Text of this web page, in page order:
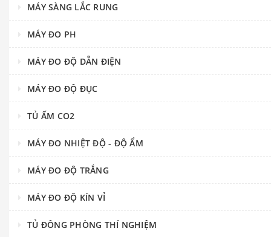
MÁY SÀNG LẮC RUNG
MÁY ĐO PH
MÁY ĐO ĐỘ DẪN ĐIỆN
MÁY ĐO ĐỘ ĐỤC
TỦ ẤM CO2
MÁY ĐO NHIỆT ĐỘ - ĐỘ ẨM
MÁY ĐO ĐỘ TRẮNG
MÁY ĐO ĐỘ KÍN VỈ
TỦ ĐÔNG PHÒNG THÍ NGHIỆM